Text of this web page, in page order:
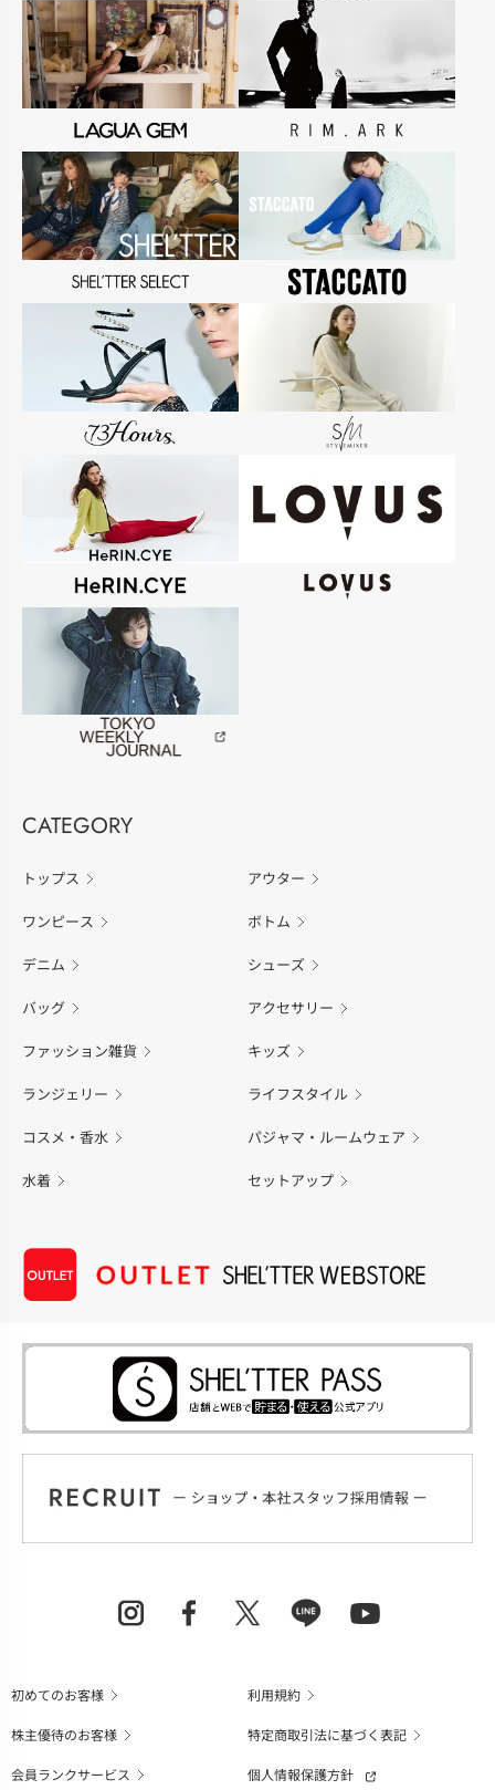
CATEGORY
トップス アウター
ワンピース ボトム
デニム シューズ
バッグ アクセサリー
ファッション雑貨 キッズ
ランジェリー ライフスタイル
コスメ・香水 パジャマ・ルームウェア
水着 セットアップ
初めてのお客様
利用規約
株主優待のお客様
特定商取引法に基づく表記
会員ランクサービス
個人情報保護方針